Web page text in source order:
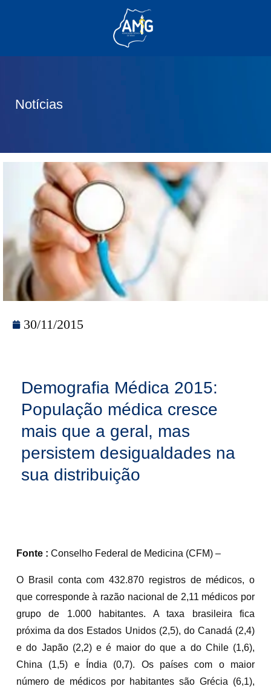
Notícias
30/11/2015
Demografia Médica 2015:
População médica cresce
mais que a geral, mas
persistem desigualdades na
sua distribuição
Fonte : Conselho Federal de Medicina (CFM) –
O Brasil conta com 432.870 registros de médicos, o
que corresponde à razão nacional de 2,11 médicos por
grupo de 1.000 habitantes. A taxa brasileira fica
próxima da dos Estados Unidos (2,5), do Canadá (2,4)
e do Japão (2,2) e é maior do que a do Chile (1,6),
China (1,5) e Índia (0,7). Os países com o maior
número de médicos por habitantes são Grécia (6,1),